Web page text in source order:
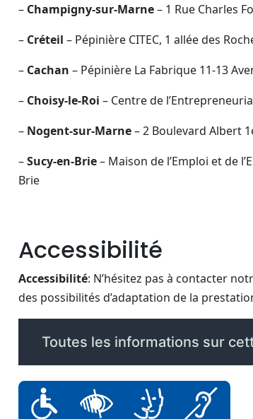
– Champigny-sur-Marne– 1 Rue Charles
– Créteil – Pépinière CITEC, 1 allée des
– Cachan – Pépinière La Fabrique 11-13
– Choisy-le-Roi – Centre de
– Nogent-sur-Marne– 2 Boulevard Albert
–Sucy-en-Brie– Maison de l’Emploi et de
Brie
Accessibilité
Accessibilité: N’hésitez pas à contacter
des possibilités d’adaptation de la
Toutes les informations sur